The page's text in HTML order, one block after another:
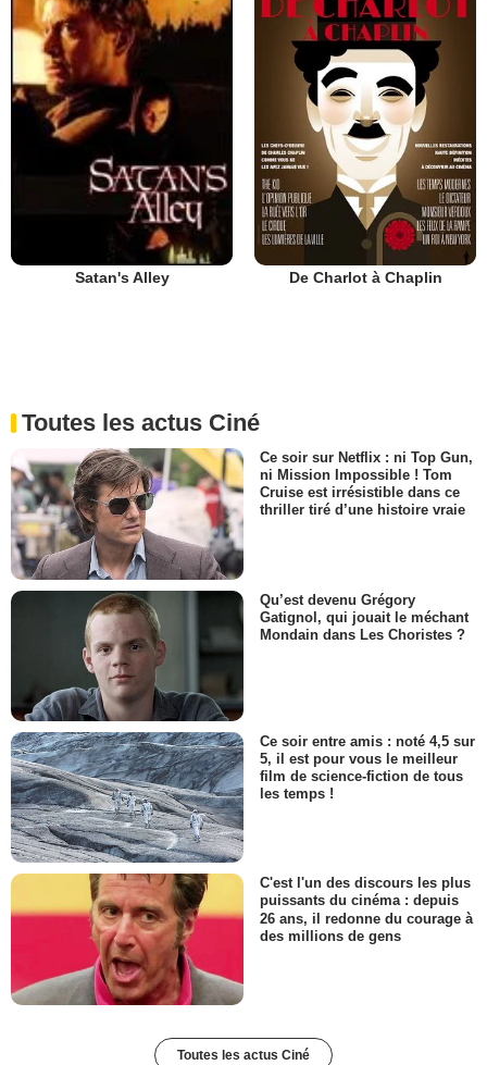
Satan's Alley De Charlot à Chaplin
Toutes les actus Ciné
Ce soir sur Netflix : ni Top Gun,
ni Mission Impossible ! Tom
Cruise est irrésistible dans ce
thriller tiré d’une histoire vraie
Qu’est devenu Grégory
Gatignol, qui jouait le méchant
Mondain dans Les Choristes ?
Ce soir entre amis : noté 4,5 sur
5, il est pour vous le meilleur
film de science-fiction de tous
les temps !
C'est l'un des discours les plus
puissants du cinéma : depuis
26 ans, il redonne du courage à
des millions de gens
Toutes les actus Ciné